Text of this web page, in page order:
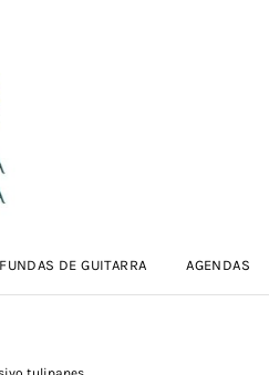
FUNDAS DE GUITARRA AGENDAS